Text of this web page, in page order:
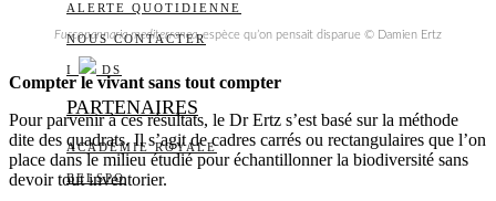
ALERTE QUOTIDIENNE
NOUS CONTACTER
I DS
PARTENAIRES
ACADÉMIE ROYALE
BELSPO
Fuscopannaria mediterranea, espèce qu’on pensait disparue © Damien Ertz
Compter le vivant sans tout compter
Pour parvenir à ces résultats, le Dr Ertz s’est basé sur la méthode
dite des quadrats. Il s’agit de cadres carrés ou rectangulaires que l’on
place dans le milieu étudié pour échantillonner la biodiversité sans
devoir tout inventorier.